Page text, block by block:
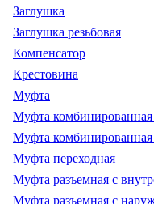
Заглушка
Заглушка резьбовая
Компенсатор
Крестовина
Муфта
Муфта комбинированная
Муфта комбинированная
Муфта переходная
Муфта разъемная с
Муфта разъемная с